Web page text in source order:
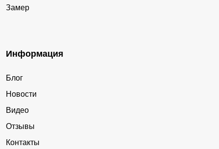
Замер
Информация
Блог
Новости
Видео
Отзывы
Контакты